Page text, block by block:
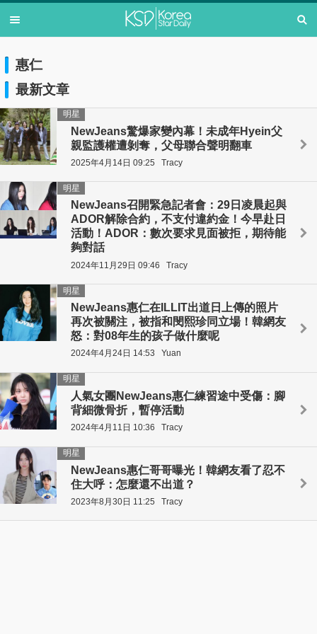
惠仁
最新文章
NewJeans驚爆家變內幕！未成年Hyein父
親監護權遭剝奪，父母聯合聲明翻車
明星
2025年4月14日 09:25 Tracy
NewJeans召開緊急記者會：29日凌晨起與
ADOR解除合約，不支付違約金！今早赴日
活動！ADOR：數次要求見面被拒，期待能
夠對話
明星
2024年11月29日 09:46 Tracy
NewJeans惠仁在ILLIT出道日上傳的照片
再次被關注，被指和閔熙珍同立場！韓網友
怒：對08年生的孩子做什麼呢
明星
2024年4月24日 14:53 Yuan
人氣女團NewJeans惠仁練習途中受傷：腳
背細微骨折，暫停活動
明星
2024年4月11日 10:36 Tracy
NewJeans惠仁哥哥曝光！韓網友看了忍不
住大呼：怎麼還不出道？
明星
2023年8月30日 11:25 Tracy